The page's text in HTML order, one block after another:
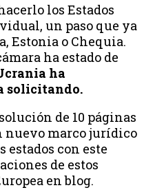
los Estados
un paso que ya
Estonia o Chequia.
ha estado de
ha
solicitando.
de 10 páginas
nuevo marco jurídico
con este
de estos
en blog.